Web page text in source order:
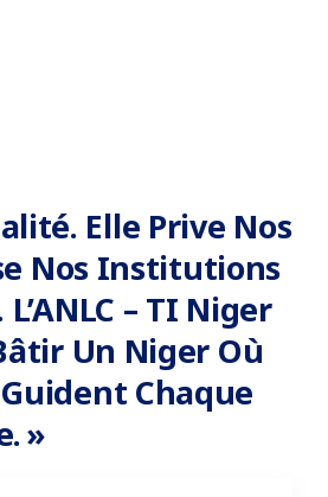
Elle Prive Nos
Nos Institutions
– TI Niger
Un Niger Où
Chaque
»